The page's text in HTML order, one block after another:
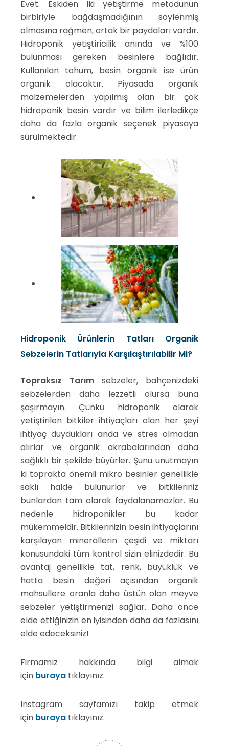
Evet. Eskiden iki yetiştirme metodunun
birbiriyle bağdaşmadığının söylenmiş
olmasına rağmen, ortak bir paydaları vardır.
Hidroponik yetiştiricilik anında ve %100
bulunması gereken besinlere bağlıdır.
Kullanılan tohum, besin organik ise ürün
organik olacaktır. Piyasada organik
malzemelerden yapılmış olan bir çok
hidroponik besin vardır ve bilim ilerledikçe
daha da fazla organik seçenek piyasaya
sürülmektedir.
Hidroponik Ürünlerin Tatları Organik
Sebzelerin Tatlarıyla Karşılaştırılabilir Mi?
Topraksız Tarım sebzeler, bahçenizdeki
sebzelerden daha lezzetli olursa buna
şaşırmayın. Çünkü hidroponik olarak
yetiştirilen bitkiler ihtiyaçları olan her şeyi
ihtiyaç duydukları anda ve stres olmadan
alırlar ve organik akrabalarından daha
sağlıklı bir şekilde büyürler. Şunu unutmayın
ki toprakta önemli mikro besinler genellikle
saklı halde bulunurlar ve bitkileriniz
bunlardan tam olarak faydalanamazlar. Bu
nedenle hidroponikler bu kadar
mükemmeldir. Bitkilerinizin besin ihtiyaçlarını
karşılayan minerallerin çeşidi ve miktarı
konusundaki tüm kontrol sizin elinizdedir. Bu
avantaj genellikle tat, renk, büyüklük ve
hatta besin değeri açısından organik
mahsullere oranla daha üstün olan meyve
sebzeler yetiştirmenizi sağlar. Daha önce
elde ettiğinizin en iyisinden daha da fazlasını
elde edeceksiniz!
Firmamız hakkında bilgi almak
için buraya tıklayınız.
Instagram sayfamızı takip etmek
için buraya tıklayınız.